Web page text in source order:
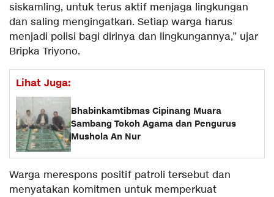
siskamling, untuk terus aktif menjaga lingkungan
dan saling mengingatkan. Setiap warga harus
menjadi polisi bagi dirinya dan lingkungannya,” ujar
Bripka Triyono.
Lihat Juga:
Bhabinkamtibmas Cipinang Muara
Sambang Tokoh Agama dan Pengurus
Mushola An Nur
Warga merespons positif patroli tersebut dan
menyatakan komitmen untuk memperkuat